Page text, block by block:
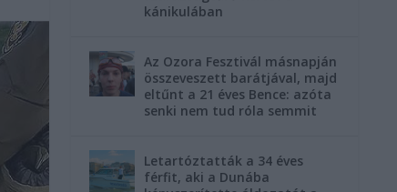
kánikulában
Az Ozora Fesztivál másnapján
összeveszett barátjával, majd
eltűnt a 21 éves Bence: azóta
senki nem tud róla semmit
Letartóztatták a 34 éves
férfit, aki a Dunába